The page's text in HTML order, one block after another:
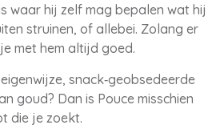
waar hij zelf mag bepalen wat hij
struinen, of allebei. Zolang er
met hem altijd goed.
snack‑geobsedeerde
goud? Dan is Pouce misschien
die je zoekt.